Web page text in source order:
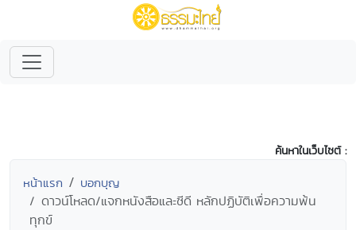
ค้นหาในเว็บไซต์ :
หน้าแรก บอกบุญ
ดาวน์โหลด/แจกหนังสือและซีดี หลักปฏิบัติเพื่อความพ้น
ทุกข์